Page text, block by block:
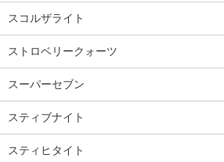
スコルザライト
ストロベリークォーツ
スーパーセブン
スティブナイト
スティヒタイト